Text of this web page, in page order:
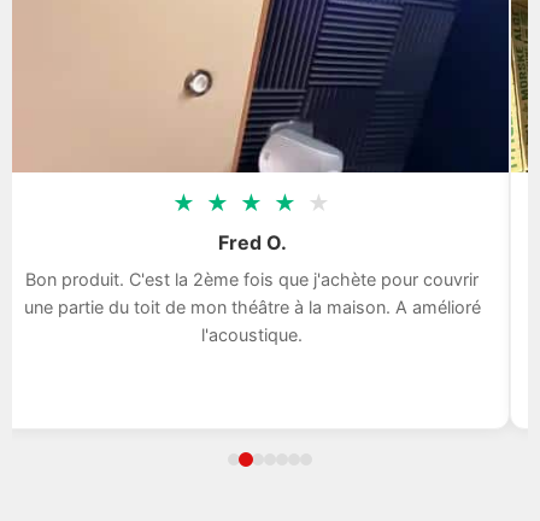
★ ★ ★ ★ ★
Fred O.
Bon produit. C'est la 2ème fois que j'achète pour couvrir
une partie du toit de mon théâtre à la maison. A amélioré
l'acoustique.